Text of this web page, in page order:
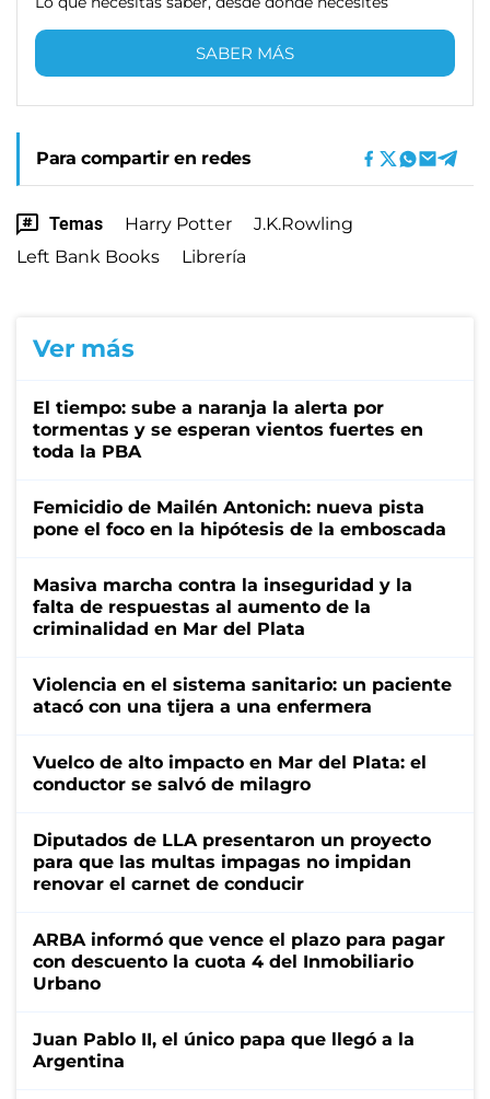
SABER MÁS
Para compartir en redes
Temas Harry Potter
J.K.Rowling
Left Bank Books
Librería
Ver más
El tiempo: sube a naranja la alerta por
tormentas y se esperan vientos fuertes en
toda la PBA
Femicidio de Mailén Antonich: nueva pista
pone el foco en la hipótesis de la emboscada
Masiva marcha contra la inseguridad y la
falta de respuestas al aumento de la
criminalidad en Mar del Plata
Violencia en el sistema sanitario: un paciente
atacó con una tijera a una enfermera
Vuelco de alto impacto en Mar del Plata: el
conductor se salvó de milagro
Diputados de LLA presentaron un proyecto
para que las multas impagas no impidan
renovar el carnet de conducir
ARBA informó que vence el plazo para pagar
con descuento la cuota 4 del Inmobiliario
Urbano
Juan Pablo II, el único papa que llegó a la
Argentina